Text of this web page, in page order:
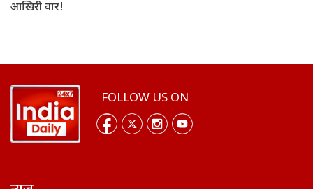
आखिरी वार!
FOLLOW US ON